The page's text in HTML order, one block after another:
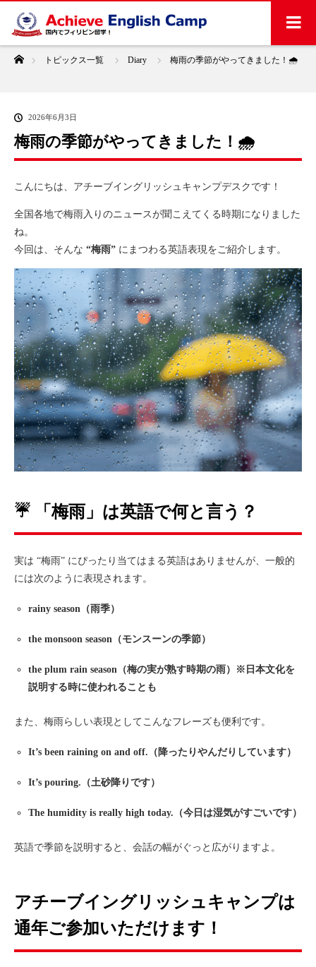
ホームトピックス一覧 Diary 梅雨の季節がやってきました！🌧️
2026年6月3日
梅雨の季節がやってきました！🌧️
こんにちは、アチーブイングリッシュキャンプデスクです！
全国各地で梅雨入りのニュースが聞こえてくる時期になりました
ね。
今回は、そんな “梅雨” にまつわる英語表現をご紹介します。
☔ 「梅雨」は英語で何と言う？
実は “梅雨” にぴったり当てはまる英語はありませんが、一般的
には次のように表現されます。
rainy season（雨季）
the monsoon season（モンスーンの季節）
the plum rain season（梅の実が熟す時期の雨）※日本文化を
説明する時に使われることも
また、梅雨らしい表現としてこんなフレーズも便利です。
It’s been raining on and off.（降ったりやんだりしています）
It’s pouring.（土砂降りです）
The humidity is really high today.（今日は湿気がすごいです）
英語で季節を説明すると、会話の幅がぐっと広がりますよ。
アチーブイングリッシュキャンプは
通年ご参加いただけます！